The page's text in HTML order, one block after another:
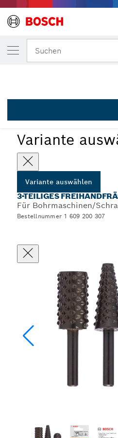
Suchen
Variante
Variante auswählen
3-TEILIGES
Für Bohrmaschinen/
Bestellnummer 1 609 200 307
DEINE AUSGEWÄHLTE VARIANTE
3-teiliges
1 609 200 307